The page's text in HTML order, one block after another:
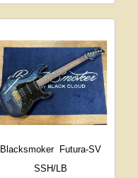
Blacksmoker Futura-SV
SSH/LB